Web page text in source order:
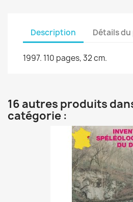
Description Détails
1997. 110 pages, 32 cm.
16 autres produits
catégorie :